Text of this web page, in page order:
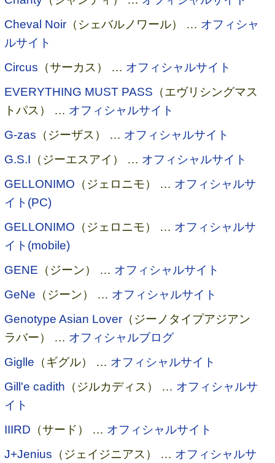
Cheval Noir （シェバルノワール） … オフィシャ
ルサイト
Circus （サーカス） … オフィシャルサイト
EVERYTHING MUST PASS （エヴリシングマス
トパス） … オフィシャルサイト
G-zas （ジーザス） … オフィシャルサイト
G.S.I （ジーエスアイ） … オフィシャルサイト
GELLONIMO （ジェロニモ） … オフィシャルサ
イト(PC)
GELLONIMO （ジェロニモ） … オフィシャルサ
イト(mobile)
GENE （ジーン） … オフィシャルサイト
GeNe （ジーン） … オフィシャルサイト
Genotype Asian Lover （ジーノタイプアジアン
ラバー） … オフィシャルブログ
Giglle （ギグル） … オフィシャルサイト
Gill'e cadith （ジルカディス） … オフィシャルサ
イト
IIIRD （サード） … オフィシャルサイト
J+Jenius （ジェイジニアス） … オフィシャルサ